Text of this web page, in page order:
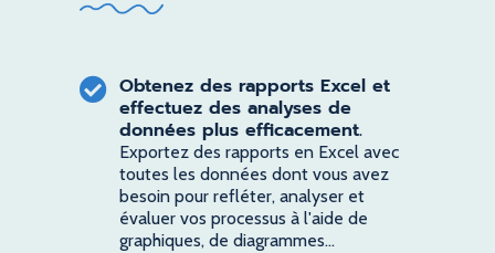
Obtenez des rapports Excel et
effectuez des analyses de
données plus efficacement.
Exportez des rapports en Excel avec
toutes les données dont vous avez
besoin pour refléter, analyser et
évaluer vos processus à l'aide de
graphiques, de diagrammes...